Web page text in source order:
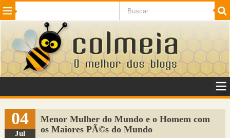
Beleza Cinema e TV
Internet Jogos NotÃ­cias SaÃºde
VeÃ­culos Adulto
Sugerir Link
Adicionar Blog
04
Jul
Menor Mulher do Mundo e o Homem com
os Maiores PÃ©s do Mundo